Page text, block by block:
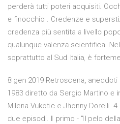
perderà tutti poteri acquisiti.
e finocchio . Credenze e
credenza più sentita a livello
qualunque valenza scientifica.
soprattutto al Sud Italia, è
8 gen 2019 Retroscena,
1983 diretto da Sergio Martino e
Milena Vukotic e Jhonny Dorelli
due episodi. Il primo - "Il pelo